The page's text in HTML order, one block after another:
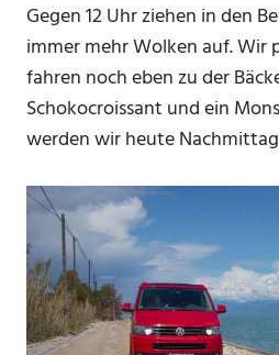
Gegen 12 Uhr ziehen in den
immer mehr Wolken auf. Wir
fahren noch eben zu der
Schokocroissant und ein
werden wir heute